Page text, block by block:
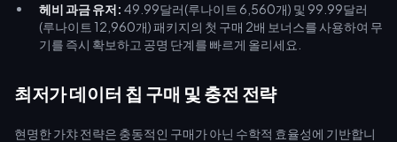
헤비 과금 유저: 49.99달러(루나이트 6,560개) 및 99.99달러
(루나이트 12,960개) 패키지의 첫 구매 2배 보너스를 사용하여 무
기를 즉시 확보하고 공명 단계를 빠르게 올리세요.
최저가 데이터 칩 구매 및 충전 전략
현명한 가챠 전략은 충동적인 구매가 아닌 수학적 효율성에 기반합니